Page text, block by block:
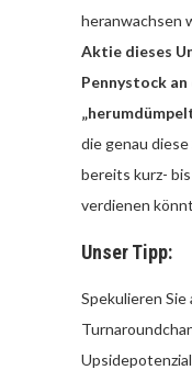
heranwachsen
Aktie dieses
Pennystock
die genau
bereits kurz-
verdienen
Unser Tipp:
Spekulieren Sie